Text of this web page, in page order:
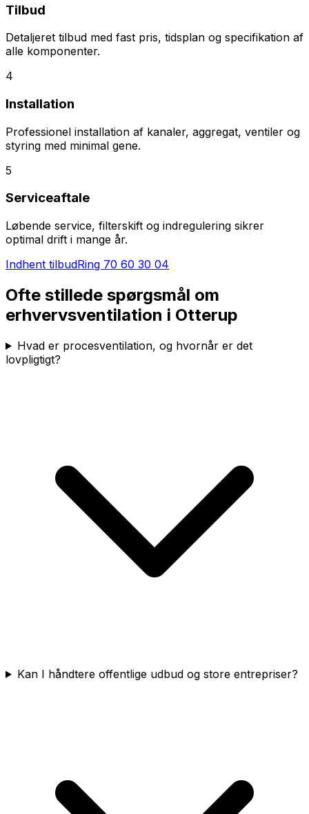
Tilbud
Detaljeret tilbud med fast pris, tidsplan og specifikation af
alle komponenter.
4
Installation
Professionel installation af kanaler, aggregat, ventiler og
styring med minimal gene.
5
Serviceaftale
Løbende service, filterskift og indregulering sikrer
optimal drift i mange år.
Indhent tilbudRing 70 60 30 04
Ofte stillede spørgsmål om
erhvervsventilation i Otterup
Hvad er procesventilation, og hvornår er det
lovpligtigt?
Kan I håndtere offentlige udbud og store entrepriser?